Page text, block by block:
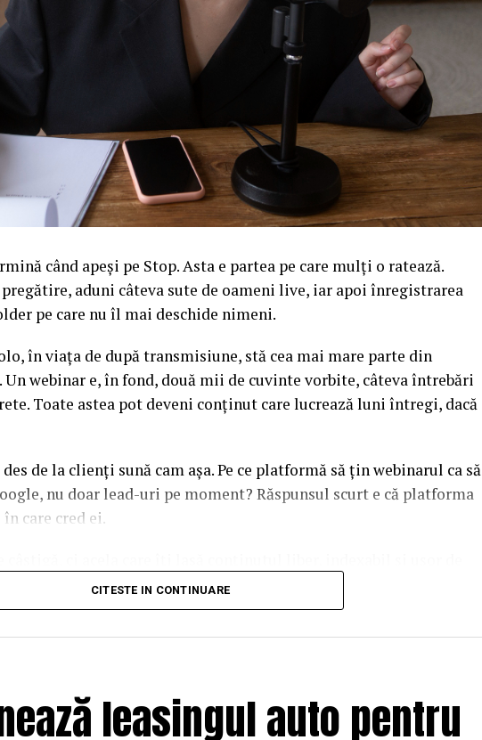
când apeși pe Stop. Asta e partea pe care mulți o ratează.
aduni câteva sute de oameni live, iar apoi înregistrarea
pe care nu îl mai deschide nimeni.
în viața de după transmisiune, stă cea mai mare parte din
Un webinar e, în fond, două mii de cuvinte vorbite, câteva întrebări
Toate astea pot deveni conținut care lucrează luni întregi, dacă
de la clienți sună cam așa. Pe ce platformă să țin webinarul ca să
nu doar lead-uri pe moment? Răspunsul scurt e că platforma
care cred ei.
pe îndelete, fiindcă diferențele dintre opțiuni sunt mai subtile decât
văd un video în sensul în care îl vezi tu. Ele citesc text, metadate și
CITESTE IN CONTINUARE
leasingul auto pentru